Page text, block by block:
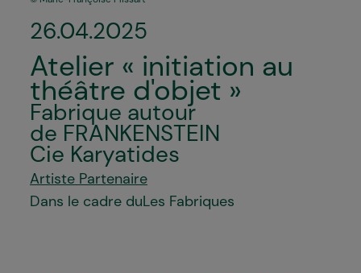
26.04.2025
Atelier « initiation au
théâtre d'objet »
Fabrique autour
de FRANKENSTEIN
Cie Karyatides
Artiste Partenaire
Dans le cadre duLes Fabriques